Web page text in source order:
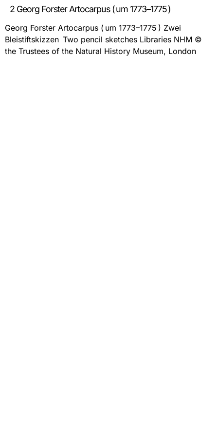
2 Georg Forster Artocarpus ( um 1773–1775 )
Georg Forster Artocarpus ( um 1773–1775 ) Zwei
Bleistiftskizzen Two pencil sketches Libraries NHM ©
the Trustees of the Natural History Museum, London